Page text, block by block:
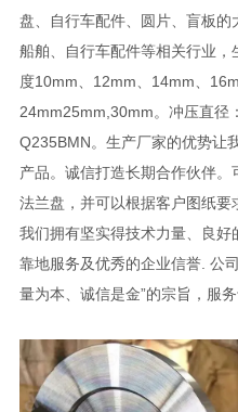
盘、自行车配件、圆片、盲板的
船舶、自行车配件等相关行业
度10mm、12mm、14mm、
24mm25mm,30mm。冲压直径
Q235BMN。生产厂家的优势让
产品。诚信打造长期合作伙伴
法兰盘，并可以根据客户图纸要
我们拥有坚实得技术力量、良
靠地服务及优秀的企业信誉. 公
量为本、诚信是金”的宗旨，服